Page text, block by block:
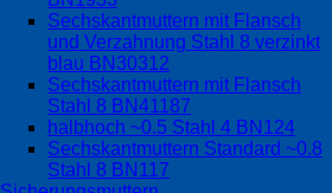
Sechskantmuttern mit Flansch
und Verzahnung Stahl 8 verzinkt
blau BN30312
Sechskantmuttern mit Flansch
Stahl 8 BN41187
halbhoch ~0.5 Stahl 4 BN124
Sechskantmuttern Standard ~0.8
Stahl 8 BN117